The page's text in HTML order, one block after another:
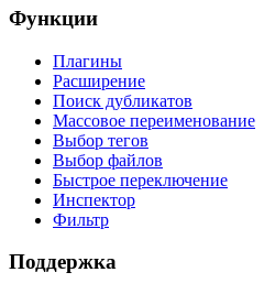
Функции
Плагины
Расширение
Поиск дубликатов
Массовое переименование
Выбор тегов
Выбор файлов
Быстрое переключение
Инспектор
Фильтр
Поддержка